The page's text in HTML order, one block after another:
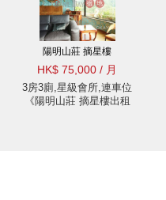
陽明山莊 摘星樓
HK$ 75,000 / 月
3房3廁,星級會所,連車位
《陽明山莊 摘星樓出租